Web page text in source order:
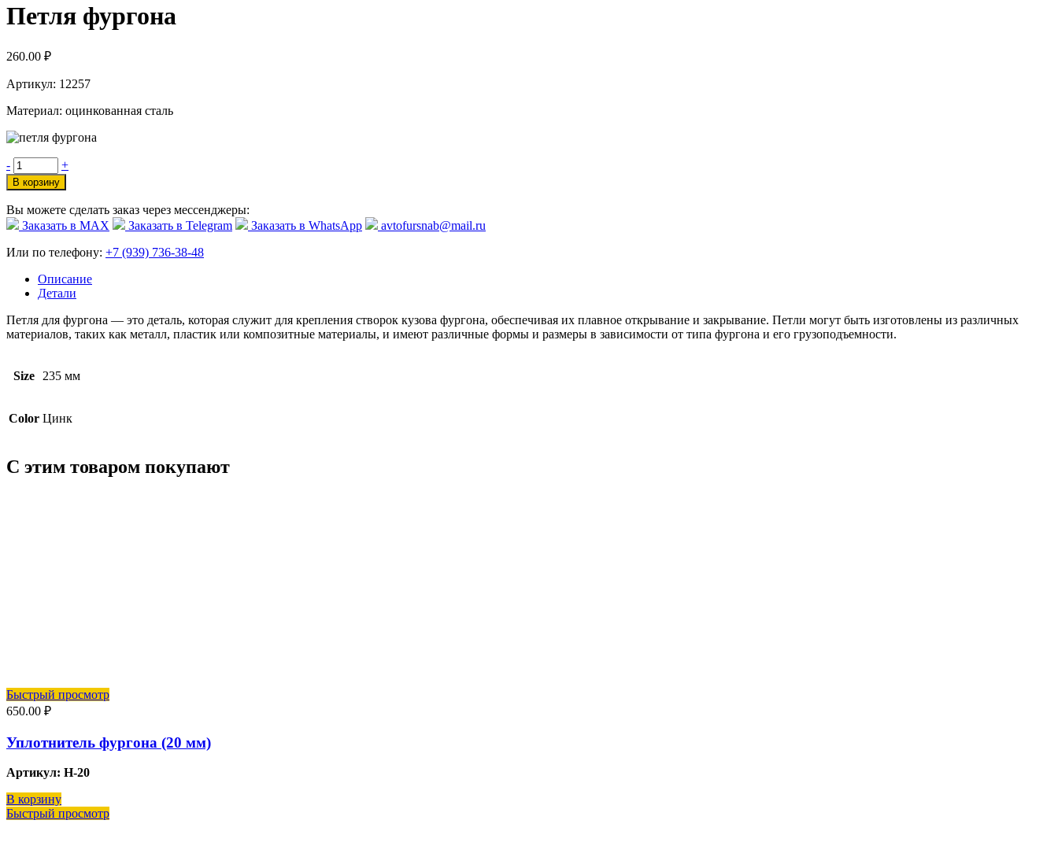
Петля фургона
260.00 ₽
Артикул: 12257
Материал: оцинкованная сталь
- +
В корзину
Вы можете сделать заказ через мессенджеры:
Заказать в МАХ
Заказать в Telegram Заказать в WhatsApp
avtofursnab@mail.ru
Или по телефону: +7 (939) 736-38-48
Описание
Детали
Петля для фургона — это деталь, которая служит для крепления створок кузова фургона, обеспечивая их плавное открывание и закрывание. Петли могут быть изготовлены из различных
материалов, таких как металл, пластик или композитные материалы, и имеют различные формы и размеры в зависимости от типа фургона и его грузоподъемности.
Size 235 мм
Color Цинк
С этим товаром покупают
Быстрый просмотр
650.00 ₽
Уплотнитель фургона (20 мм)
Артикул: H-20
В корзину
Быстрый просмотр